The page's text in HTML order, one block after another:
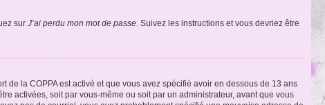
sur J’ai perdu mon mot de passe. Suivez les instructions et vous devriez être
de la COPPA est activé et que vous avez spécifié avoir en dessous de 13 ans
activées, soit par vous-même ou soit par un administrateur, avant que vous